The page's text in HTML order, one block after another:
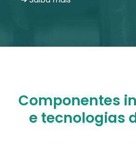
Componentes
e tecnologias